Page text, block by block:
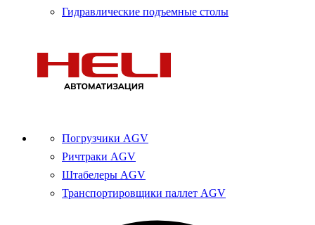
Гидравлические подъемные столы
Погрузчики AGV
Ричтраки AGV
Штабелеры AGV
Транспортировщики паллет AGV